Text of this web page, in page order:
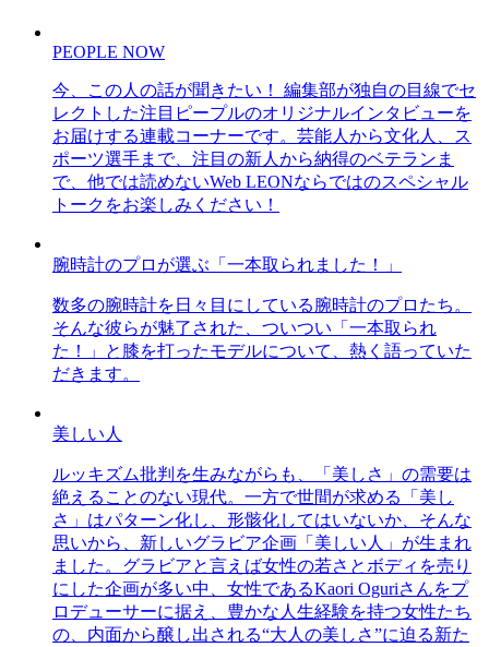
PEOPLE NOW
今、この人の話が聞きたい！ 編集部が独自の目線でセ
レクトした注目ピープルのオリジナルインタビューを
お届けする連載コーナーです。芸能人から文化人、ス
ポーツ選手まで、注目の新人から納得のベテランま
で、他では読めないWeb LEONならではのスペシャル
トークをお楽しみください！
腕時計のプロが選ぶ「一本取られました！」
数多の腕時計を日々目にしている腕時計のプロたち。
そんな彼らが魅了された、ついつい「一本取られ
た！」と膝を打ったモデルについて、熱く語っていた
だきます。
美しい人
ルッキズム批判を生みながらも、「美しさ」の需要は
絶えることのない現代。一方で世間が求める「美し
さ」はパターン化し、形骸化してはいないか、そんな
思いから、新しいグラビア企画「美しい人」が生まれ
ました。グラビアと言えば女性の若さとボディを売り
にした企画が多い中、女性であるKaori Oguriさんをプ
ロデューサーに据え、豊かな人生経験を持つ女性たち
の、内面から醸し出される“大人の美しさ”に迫る新た